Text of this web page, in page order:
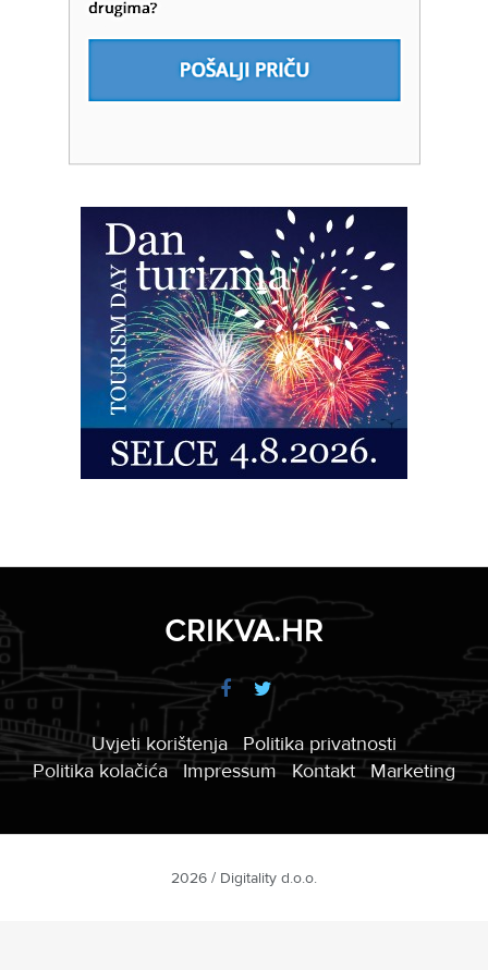
CRIKVA.HR
Uvjeti korištenja
Politika privatnosti
Politika kolačića
Impressum Kontakt Marketing
2026 / Digitality d.o.o.